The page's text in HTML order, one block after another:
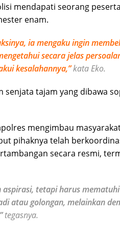
mendapati seorang
enam.
ia mengaku ingin
secara jelas
kesalahannya,”kata Eko.
senjata tajam yang dibawa
mengimbau
pihaknya telah
secara resmi,
aspirasi, tetapi harus
atau golongan, melainkan
tegasnya.